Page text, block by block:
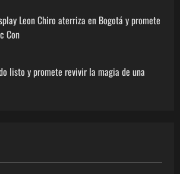
Leon Chiro aterriza en Bogotá y promete
Con
listo y promete revivir la magia de una